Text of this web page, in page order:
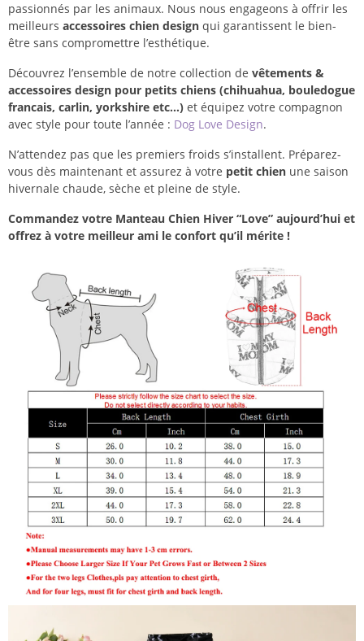
passionnés par les animaux. Nous nous engageons à offrir les
meilleurs accessoires chien design qui garantissent le bien-
être sans compromettre l’esthétique.
Découvrez l’ensemble de notre collection de vêtements &
accessoires design pour petits chiens (chihuahua, bouledogue
francais, carlin, yorkshire etc…) et équipez votre compagnon
avec style pour toute l’année : Dog Love Design.
N’attendez pas que les premiers froids s’installent. Préparez-
vous dès maintenant et assurez à votre petit chien une saison
hivernale chaude, sèche et pleine de style.
Commandez votre Manteau Chien Hiver “Love” aujourd’hui et
offrez à votre meilleur ami le confort qu’il mérite !